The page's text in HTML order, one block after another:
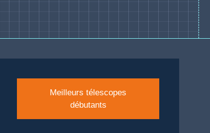
Meilleurs télescopes
débutants